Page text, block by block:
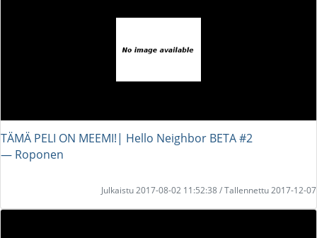
TÄMÄ PELI ON MEEMI!| Hello Neighbor BETA #2
― Roponen
Julkaistu 2017-08-02 11:52:38 / Tallennettu 2017-12-07